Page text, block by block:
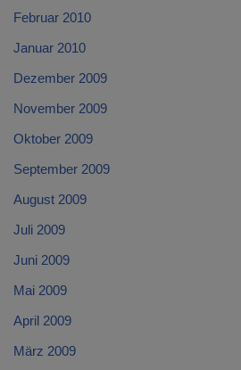
Februar 2010
Januar 2010
Dezember 2009
November 2009
Oktober 2009
September 2009
August 2009
Juli 2009
Juni 2009
Mai 2009
April 2009
März 2009